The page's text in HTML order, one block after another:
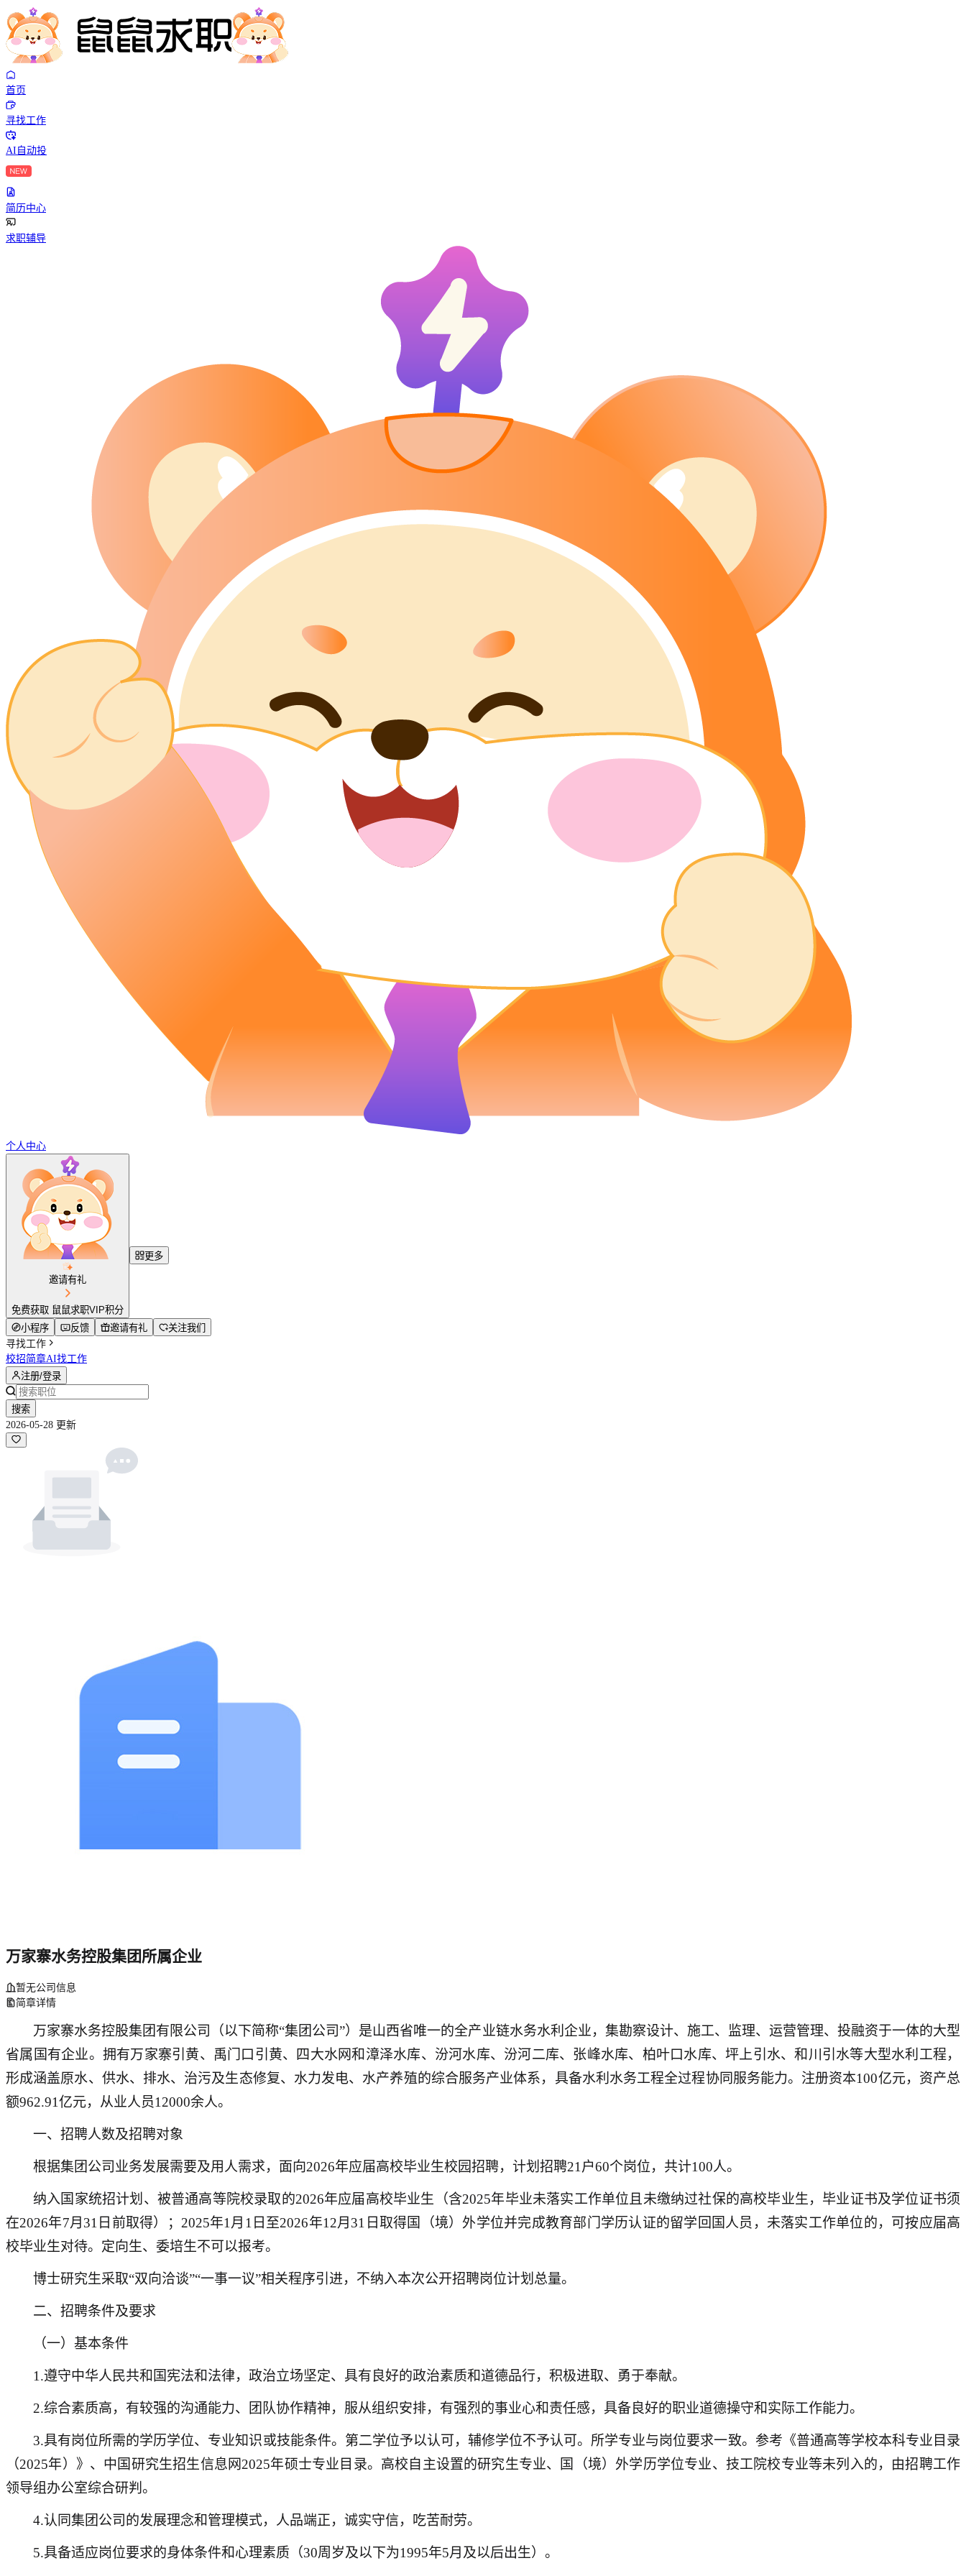
首页
寻找工作
AI自动投
简历中心
求职辅导
个人中心
邀请有礼
免费获取 鼠鼠求职VIP积分
更多
小程序 反馈 邀请有礼
关注我们
寻找工作
校招简章AI找工作
注册/登录
搜索
2026-05-28 更新
万家寨水务控股集团所属企业
暂无公司信息
简章详情
万家寨水务控股集团有限公司（以下简称“集团公司”）是山西省唯一的全产业链水务水利企业，集勘察设计、施工、监理、运营管理、投融资于一体的大型
省属国有企业。拥有万家寨引黄、禹门口引黄、四大水网和漳泽水库、汾河水库、汾河二库、张峰水库、柏叶口水库、坪上引水、和川引水等大型水利工程，
形成涵盖原水、供水、排水、治污及生态修复、水力发电、水产养殖的综合服务产业体系，具备水利水务工程全过程协同服务能力。注册资本100亿元，资产总
额962.91亿元，从业人员12000余人。
一、招聘人数及招聘对象
根据集团公司业务发展需要及用人需求，面向2026年应届高校毕业生校园招聘，计划招聘21户60个岗位，共计100人。
纳入国家统招计划、被普通高等院校录取的2026年应届高校毕业生（含2025年毕业未落实工作单位且未缴纳过社保的高校毕业生，毕业证书及学位证书须
在2026年7月31日前取得）；2025年1月1日至2026年12月31日取得国（境）外学位并完成教育部门学历认证的留学回国人员，未落实工作单位的，可按应届高
校毕业生对待。定向生、委培生不可以报考。
博士研究生采取“双向洽谈”“一事一议”相关程序引进，不纳入本次公开招聘岗位计划总量。
二、招聘条件及要求
（一）基本条件
1.遵守中华人民共和国宪法和法律，政治立场坚定、具有良好的政治素质和道德品行，积极进取、勇于奉献。
2.综合素质高，有较强的沟通能力、团队协作精神，服从组织安排，有强烈的事业心和责任感，具备良好的职业道德操守和实际工作能力。
3.具有岗位所需的学历学位、专业知识或技能条件。第二学位予以认可，辅修学位不予认可。所学专业与岗位要求一致。参考《普通高等学校本科专业目录
（2025年）》、中国研究生招生信息网2025年硕士专业目录。高校自主设置的研究生专业、国（境）外学历学位专业、技工院校专业等未列入的，由招聘工作
领导组办公室综合研判。
4.认同集团公司的发展理念和管理模式，人品端正，诚实守信，吃苦耐劳。
5.具备适应岗位要求的身体条件和心理素质（30周岁及以下为1995年5月及以后出生）。